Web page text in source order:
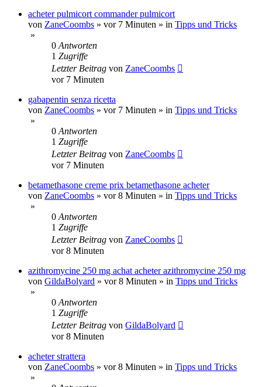
acheter pulmicort commander pulmicort
von ZaneCoombs » vor 7 Minuten » in Tipps und Tricks
»
0 Antworten
1 Zugriffe
Letzter Beitrag von ZaneCoombs
vor 7 Minuten
gabapentin senza ricetta
von ZaneCoombs » vor 7 Minuten » in Tipps und Tricks
»
0 Antworten
1 Zugriffe
Letzter Beitrag von ZaneCoombs
vor 7 Minuten
betamethasone creme prix betamethasone acheter
von ZaneCoombs » vor 8 Minuten » in Tipps und Tricks
»
0 Antworten
1 Zugriffe
Letzter Beitrag von ZaneCoombs
vor 8 Minuten
azithromycine 250 mg achat acheter azithromycine 250 mg
von GildaBolyard » vor 8 Minuten » in Tipps und Tricks
»
0 Antworten
1 Zugriffe
Letzter Beitrag von GildaBolyard
vor 8 Minuten
acheter strattera
von ZaneCoombs » vor 8 Minuten » in Tipps und Tricks
»